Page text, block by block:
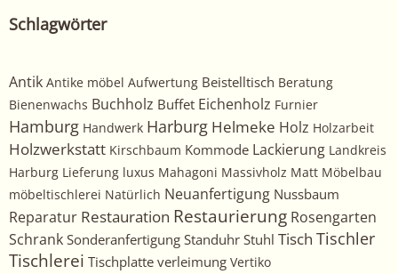
Schlagwörter
Antik Antike möbel Aufwertung Beistelltisch Beratung
Bienenwachs Buchholz Buffet Eichenholz Furnier
Hamburg Handwerk Harburg Helmeke Holz Holzarbeit
Holzwerkstatt Kirschbaum Kommode Lackierung Landkreis
Harburg Lieferung luxus Mahagoni Massivholz Matt Möbelbau
möbeltischlerei Natürlich Neuanfertigung Nussbaum
Reparatur Restauration Restaurierung Rosengarten
Schrank Sonderanfertigung Standuhr Stuhl Tisch Tischler
Tischlerei Tischplatte verleimung Vertiko